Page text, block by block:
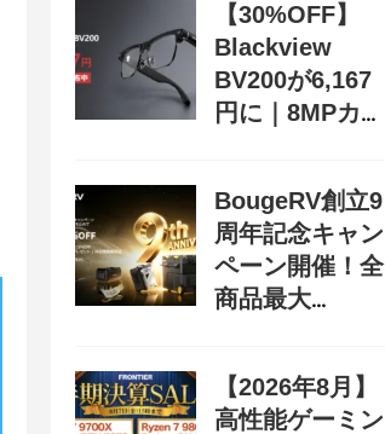
【30%OFF】
Blackview
BV200が6,167
円に｜8MPカメ
ン配布中
BougeRV創立9
周年記念キャン
ペーン開催！全
商品最大
31日まで
【2026年8月】
高性能ゲーミン